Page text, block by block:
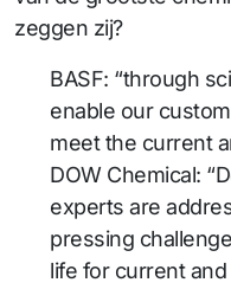
zeggen zij?
BASF: “through
enable our
meet the current
DOW Chemical:
experts are
pressing
life for current